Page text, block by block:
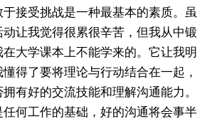
接受挑战是一种最基本的素质。虽
让我觉得很累很辛苦，但我从中锻
大学课本上不能学来的。它让我明
得了要将理论与行动结合在一起，
有好的交流技能和理解沟通能力。
何工作的基础，好的沟通将会事半